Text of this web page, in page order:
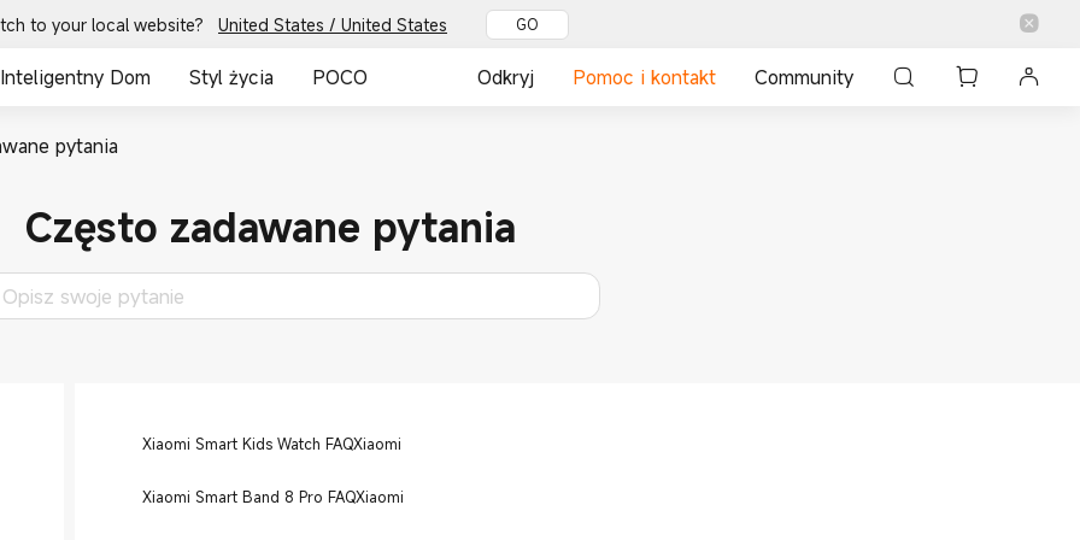
to your local website? United States / United States GO
Inteligentny Dom Styl życia POCO Odkryj Pomoc i kontakt Community
pytania
Często zadawane pytania
Xiaomi Smart Kids Watch FAQXiaomi
Xiaomi Smart Band 8 Pro FAQXiaomi